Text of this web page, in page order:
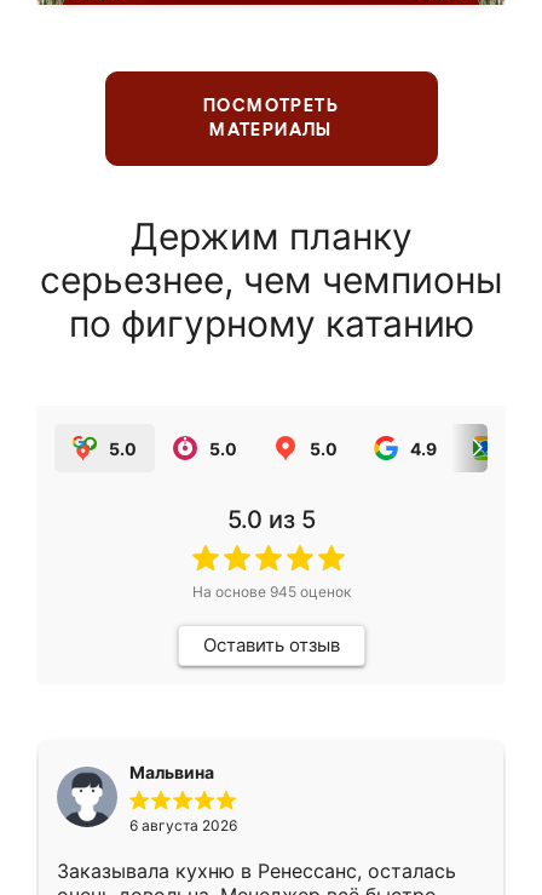
ПОСМОТРЕТЬ
МАТЕРИАЛЫ
Держим планку
серьезнее, чем чемпионы
по фигурному катанию
5.0 5.0 5.0 4.9
5.0 из 5
На основе 945оценок
Оставить отзыв
Мальвина
6 августа 2026
Заказывала кухню в Ренессанс, осталась